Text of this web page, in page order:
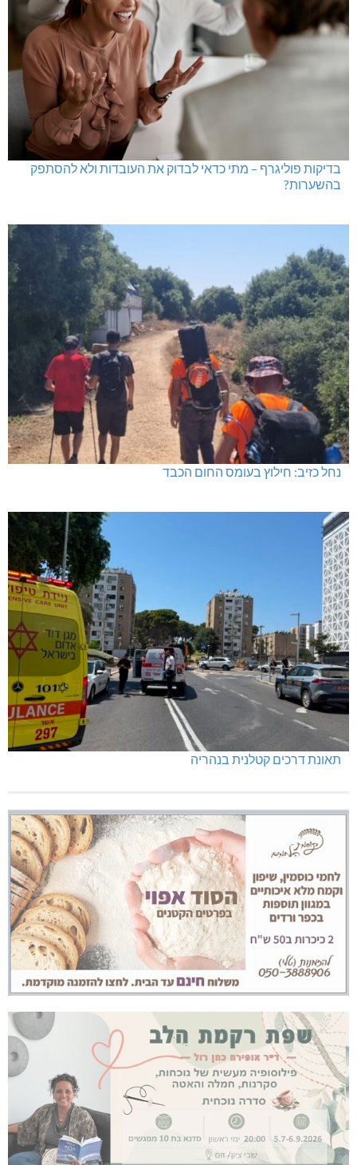
בדיקות פוליגרף – מתי כדאי לבדוק את העובדות ולא להסתפק
בהשערות?
נחל כזיב: חילוץ בעומס החום הכבד
תאונת דרכים קטלנית בנהריה